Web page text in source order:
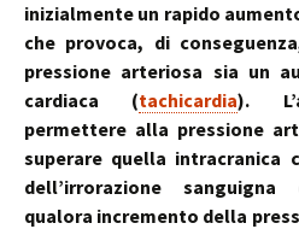
inizialmente un rapido
che provoca, di
pressione arteriosa sia un
cardiaca (tachicardia).
permettere alla pressione
superare quella intracranica
dell’irrorazione
qualora incremento della